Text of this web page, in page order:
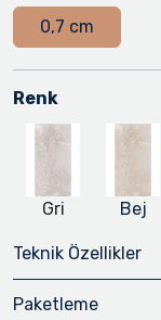
0,7 cm
Renk
Gri Bej
Teknik Özellikler
Paketleme